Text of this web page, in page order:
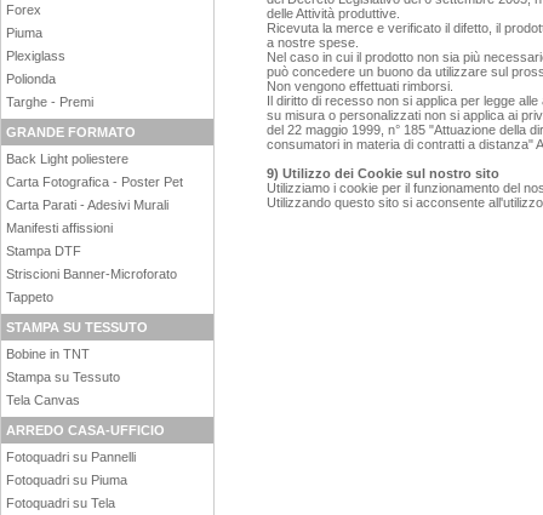
Forex
Piuma
Plexiglass
Polionda
Targhe - Premi
GRANDE FORMATO
Back Light poliestere
Carta Fotografica - Poster Pet
Carta Parati - Adesivi Murali
Manifesti affissioni
Stampa DTF
Striscioni Banner-Microforato
Tappeto
STAMPA SU TESSUTO
Bobine in TNT
Stampa su Tessuto
Tela Canvas
ARREDO CASA-UFFICIO
Fotoquadri su Pannelli
Fotoquadri su Piuma
Fotoquadri su Tela
delle Attività produttive.
Ricevuta la merce e verificato il difetto, il
a nostre spese.
Nel caso in cui il prodotto non sia più
può concedere un buono da utilizzare sul
Non vengono effettuati rimborsi.
Il diritto di recesso non si applica per legge
su misura o personalizzati non si applica ai
del 22 maggio 1999, n° 185 "Attuazione della
consumatori in materia di contratti a distanza"
9) Utilizzo dei Cookie sul nostro sito
Utilizziamo i cookie per il funzionamento del
Utilizzando questo sito si acconsente